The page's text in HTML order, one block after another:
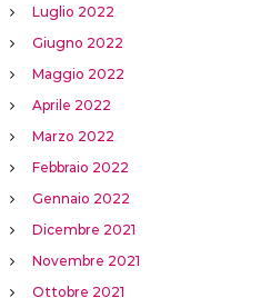
Luglio 2022
Giugno 2022
Maggio 2022
Aprile 2022
Marzo 2022
Febbraio 2022
Gennaio 2022
Dicembre 2021
Novembre 2021
Ottobre 2021